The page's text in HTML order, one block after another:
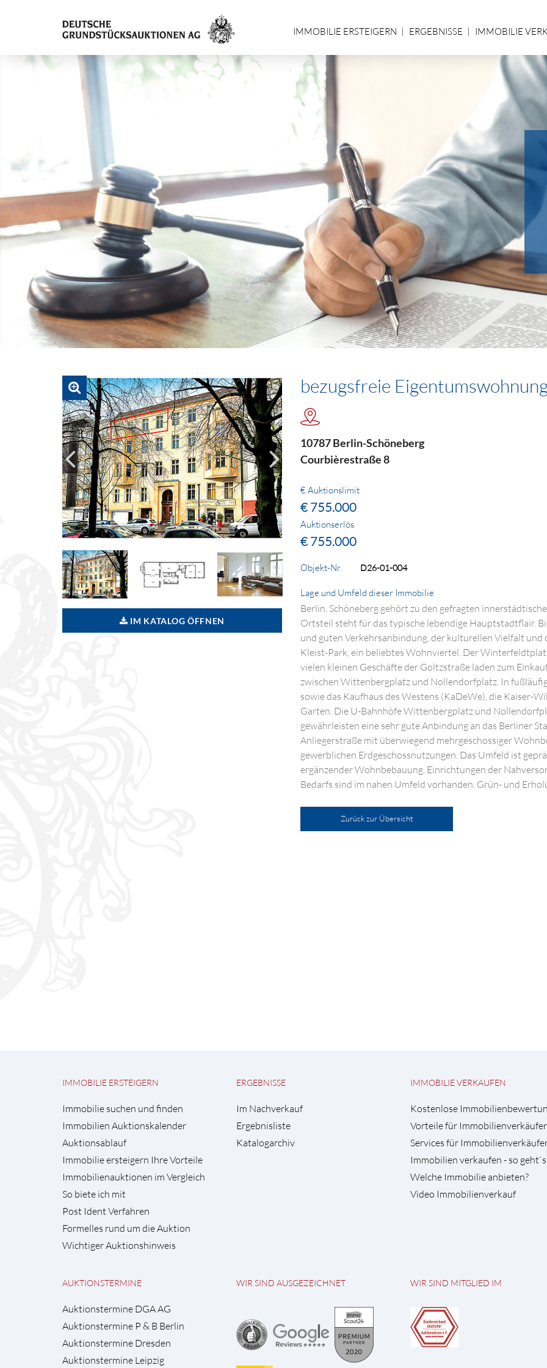
IMMOBILIE ERSTEIGERN ERGEBNISSE IMMOBILIE
IM KATALOG ÖFFNEN
bezugsfreie
10787 Berlin-Schöneberg
Courbièrestraße 8
€ Auktionslimit
€ 755.000
Auktionserlös
€ 755.000
Objekt-Nr. D26-01-004
Lage und Umfeld dieser Immobilie
Berlin. Schöneberg gehört zu den gefragten
Ortsteil steht für das typische lebendige Hauptstadtflair.
und guten Verkehrsanbindung, der kulturellen Vielfalt und
Kleist-Park, ein beliebtes Wohnviertel. Der
vielen kleinen Geschäfte der Goltzstraße laden zum
zwischen Wittenbergplatz und Nollendorfplatz. In
sowie das Kaufhaus des Westens (KaDeWe), die Kaiser-
Garten. Die U-Bahnhöfe Wittenbergplatz und
gewährleisten eine sehr gute Anbindung an das Berliner
Anliegerstraße mit überwiegend mehrgeschossiger
gewerblichen Erdgeschossnutzungen. Das Umfeld ist
ergänzender Wohnbebauung. Einrichtungen der
Bedarfs sind im nahen Umfeld vorhanden. Grün- und
Zurück zur Übersicht
IMMOBILIE ERSTEIGERN
Immobilie suchen und finden
Immobilien Auktionskalender
Auktionsablauf
Immobilie ersteigern Ihre Vorteile
Immobilienauktionen im Vergleich
So biete ich mit
Post Ident Verfahren
Formelles rund um die Auktion
Wichtiger Auktionshinweis
ERGEBNISSE
Im Nachverkauf
Ergebnisliste
Katalogarchiv
IMMOBILIE VERKAUFEN
Kostenlose
Vorteile für Immobilienverkäufer
Services für
Immobilien verkaufen - so geht`s
Welche Immobilie anbieten?
Video Immobilienverkauf
AUKTIONSTERMINE
Auktionstermine DGA AG
Auktionstermine P & B Berlin
Auktionstermine Dresden
Auktionstermine Leipzig
WIR SIND AUSGEZEICHNET WIR SIND MITGLIED IM